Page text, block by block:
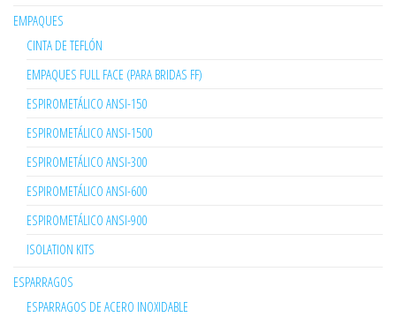
EMPAQUES
CINTA DE TEFLÓN
EMPAQUES FULL FACE (PARA BRIDAS FF)
ESPIROMETÁLICO ANSI-150
ESPIROMETÁLICO ANSI-1500
ESPIROMETÁLICO ANSI-300
ESPIROMETÁLICO ANSI-600
ESPIROMETÁLICO ANSI-900
ISOLATION KITS
ESPARRAGOS
ESPARRAGOS DE ACERO INOXIDABLE